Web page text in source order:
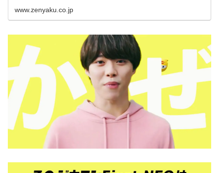
www.zenyaku.co.jp